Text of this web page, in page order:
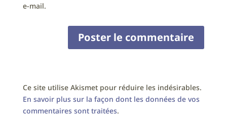
e-mail.
Ce site utilise Akismet pour réduire les indésirables.
En savoir plus sur la façon dont les données de vos
commentaires sont traitées.